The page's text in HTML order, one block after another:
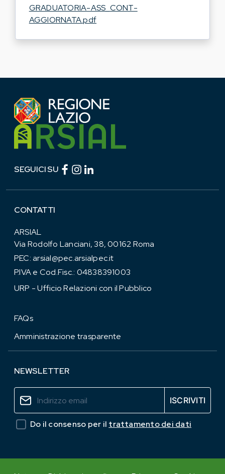
GRADUATORIA-ASS_CONT-
AGGIORNATA.pdf
SEGUICI SU Facebook (link esterno)
Instagram (link esterno)
CONTATTI
ARSIAL
Via Rodolfo Lanciani, 38, 00162 Roma
PEC:arsial@pec.arsialpec.it
P.IVA e Cod.Fisc.: 04838391003
URP - Ufficio Relazioni con il Pubblico
FAQs
Amministrazione trasparente
NEWSLETTER
Do il consenso per il trattamento dei dati